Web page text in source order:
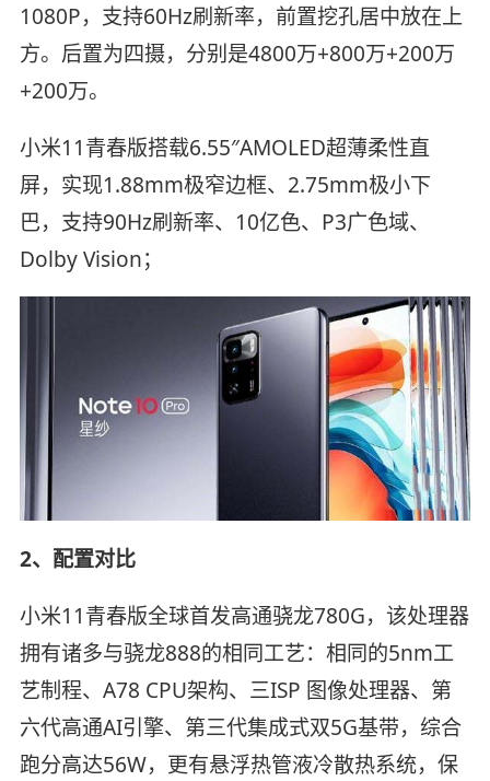
1080P，支持60Hz刷新率，前置挖孔居中放在上
方。后置为四摄，分别是4800万+800万+200万
+200万。
小米11青春版搭载6.55″AMOLED超薄柔性直
屏，实现1.88mm极窄边框、2.75mm极小下
巴，支持90Hz刷新率、10亿色、P3广色域、
Dolby Vision；
2、配置对比
小米11青春版全球首发高通骁龙780G，该处理器
拥有诸多与骁龙888的相同工艺：相同的5nm工
艺制程、A78 CPU架构、三ISP 图像处理器、第
六代高通AI引擎、第三代集成式双5G基带，综合
跑分高达56W，更有悬浮热管液冷散热系统，保